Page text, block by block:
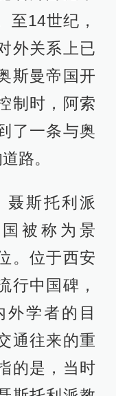
至14世纪，
外关系上已
斯曼帝国开
制时，阿索
了一条与奥
路。
聂斯托利派
国被称为景
。位于西安
行中国碑，
学者的目
通往来的重
的是，当时